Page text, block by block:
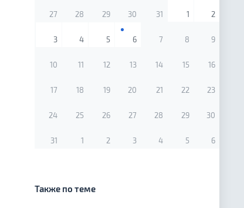
27 28 29 30 31 1 2
3 4 5 6 7 8 9
10 11 12 13 14 15 16
17 18 19 20 21 22 23
24 25 26 27 28 29 30
31 1 2 3 4 5 6
Также по теме